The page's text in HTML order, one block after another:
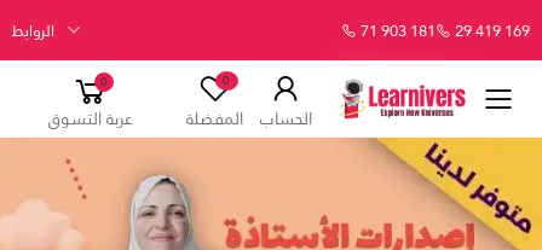
29 419 169
71 903 181 الروابط
الحساب
0
المفضلة
0
عربة التسوق